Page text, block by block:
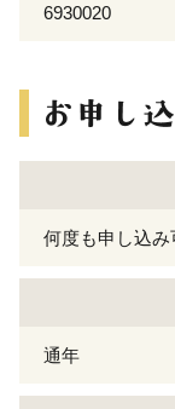
6930020
何度も申し込み
通年